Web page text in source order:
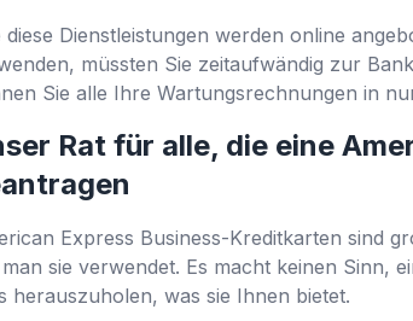
diese Dienstleistungen werden online
müssten Sie zeitaufwändig zur
Sie alle Ihre Wartungsrechnungen in
Rat für alle, die eine
Express Business-Kreditkarten sind
sie verwendet. Es macht keinen Sinn,
herauszuholen, was sie Ihnen bietet.